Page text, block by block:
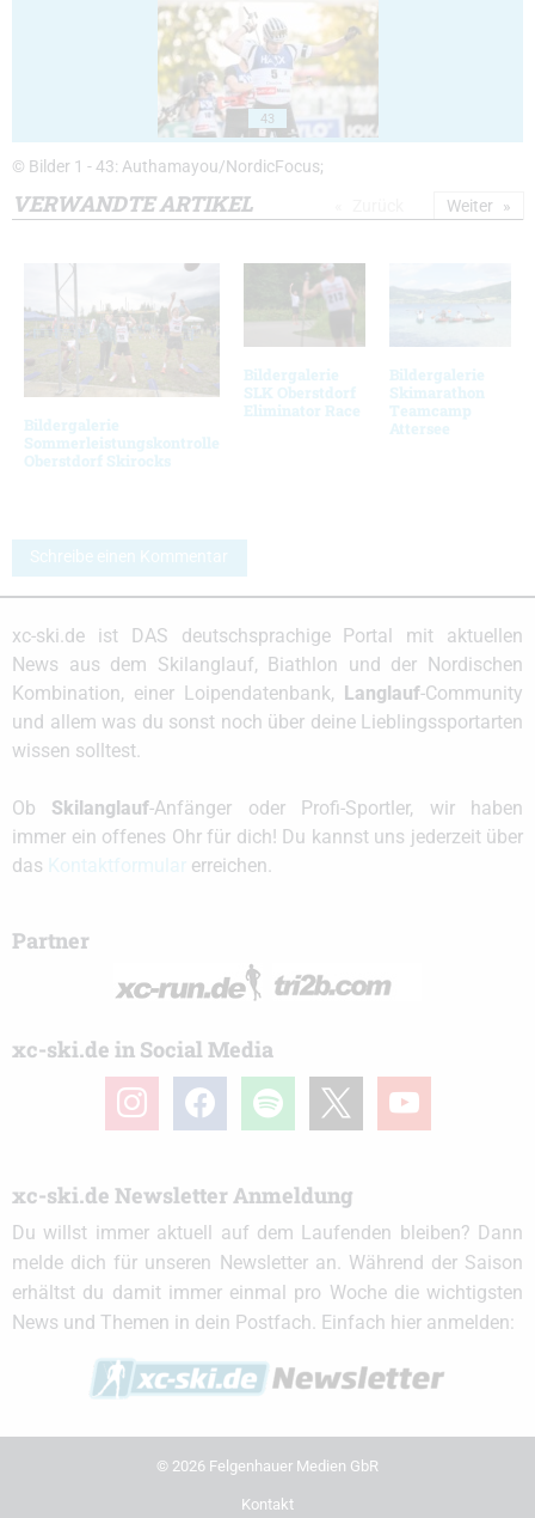
43
© Bilder 1 - 43: Authamayou/NordicFocus;
VERWANDTE ARTIKEL
Bildergalerie
Sommerleistungskontrolle
Oberstdorf Skirocks
Bildergalerie
SLK Oberstdorf
Eliminator Race
Bildergalerie
Skimarathon
Teamcamp
Attersee
Weiter
Schreibe einen Kommentar
xc-ski.de ist DAS deutschsprachige Portal mit aktuellen
News aus dem Skilanglauf, Biathlon und der Nordischen
Kombination, einer Loipendatenbank, Langlauf-Community
und allem was du sonst noch über deine Lieblingssportarten
wissen solltest.
Ob Skilanglauf-Anfänger oder Profi-Sportler, wir haben
immer ein offenes Ohr für dich! Du kannst uns jederzeit über
das
erreichen.
Partner
xc-ski.de in Social Media
instagramfacebook spotify youtube
xc-ski.de Newsletter Anmeldung
Du willst immer aktuell auf dem Laufenden bleiben? Dann
melde dich für unseren Newsletter an. Während der Saison
erhältst du damit immer einmal pro Woche die wichtigsten
News und Themen in dein Postfach. Einfach hier anmelden:
© 2026 Felgenhauer Medien GbR
Kontakt